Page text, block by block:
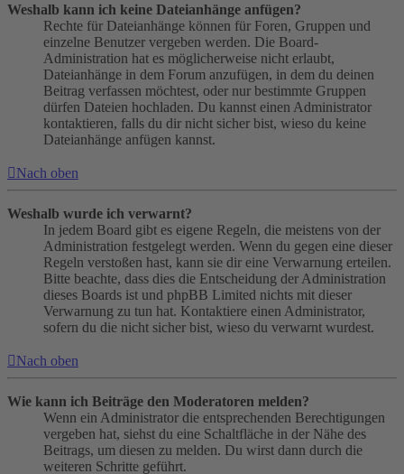
Weshalb kann ich keine Dateianhänge anfügen?
Rechte für Dateianhänge können für Foren, Gruppen und
einzelne Benutzer vergeben werden. Die Board-
Administration hat es möglicherweise nicht erlaubt,
Dateianhänge in dem Forum anzufügen, in dem du deinen
Beitrag verfassen möchtest, oder nur bestimmte Gruppen
dürfen Dateien hochladen. Du kannst einen Administrator
kontaktieren, falls du dir nicht sicher bist, wieso du keine
Dateianhänge anfügen kannst.
Nach oben
Weshalb wurde ich verwarnt?
In jedem Board gibt es eigene Regeln, die meistens von der
Administration festgelegt werden. Wenn du gegen eine dieser
Regeln verstoßen hast, kann sie dir eine Verwarnung erteilen.
Bitte beachte, dass dies die Entscheidung der Administration
dieses Boards ist und phpBB Limited nichts mit dieser
Verwarnung zu tun hat. Kontaktiere einen Administrator,
sofern du die nicht sicher bist, wieso du verwarnt wurdest.
Nach oben
Wie kann ich Beiträge den Moderatoren melden?
Wenn ein Administrator die entsprechenden Berechtigungen
vergeben hat, siehst du eine Schaltfläche in der Nähe des
Beitrags, um diesen zu melden. Du wirst dann durch die
weiteren Schritte geführt.